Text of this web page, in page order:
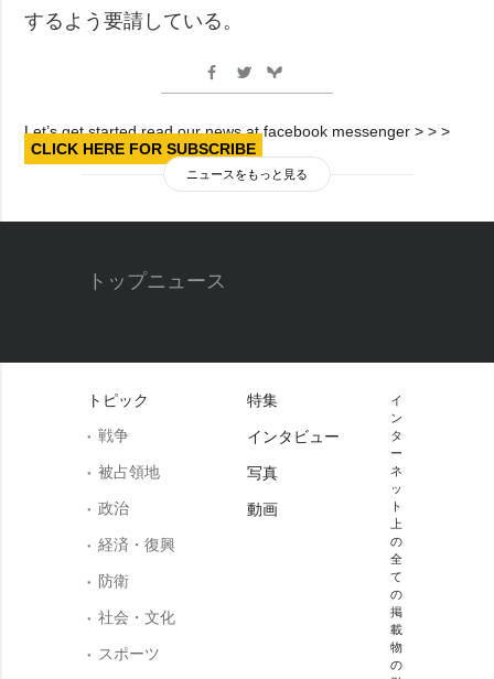
するよう要請している。
Let’s get started read our news at facebook messenger > > >
CLICK HERE FOR SUBSCRIBE
ニュースをもっと見る
トップニュース
トピック
戦争
被占領地
政治
経済・復興
防衛
社会・文化
スポーツ
特集
インタビュー
写真
動画
イ
ン
タ
ー
ネ
ッ
ト
上
の
全
て
の
掲
載
物
の